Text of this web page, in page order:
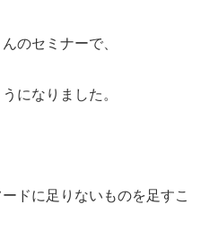
のセミナーで、
になりました。
ドに足りないものを足すこ